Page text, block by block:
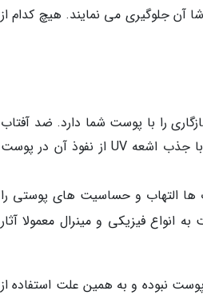
آن جلوگیری می نمایند. هیچ کدام از
را با پوست شما دارد. ضد آفتاب
های شیمیایی از ترکیباتی نظیر آووبنزون و اکسی بنزون بهره می برند. این ترکیبات با جذب اشعه UV از نفوذ آن در پوست
ها التهاب و حساسیت های پوستی را
انواع فیزیکی و مینرال معمولا آثار
نوع کرم ضد آفتابی قادر به محافظت 100 درصدی از پوست نبوده و به همین علت استفاده از